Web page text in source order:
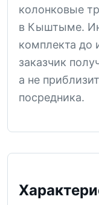
колонковые
в Кыштыме.
комплекта до
заказчик
а не
посредника.